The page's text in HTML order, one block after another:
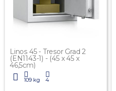
Linos 45 - Tresor Grad 2
(EN1143-1) - (45 x 45 x
46,5cm)
109 kg 4